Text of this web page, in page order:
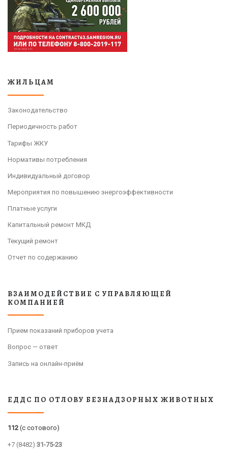
ЖИЛЬЦАМ
Законодательство
Периодичность работ
Тарифы ЖКУ
Нормативы потребления
Индивидуальный договор
Мероприятия по повышению энергоэффективности
Платные услуги
Капитальный ремонт МКД
Текущий ремонт
Отчет по содержанию
ВЗАИМОДЕЙСТВИЕ С УПРАВЛЯЮЩЕЙ
КОМПАНИЕЙ
Прием показаний приборов учета
Вопрос — ответ
Запись на онлайн-приём
ЕДДС ПО ОТЛОВУ БЕЗНАДЗОРНЫХ ЖИВОТНЫХ
112 (с сотового)
+7 (8482) 31-75-23